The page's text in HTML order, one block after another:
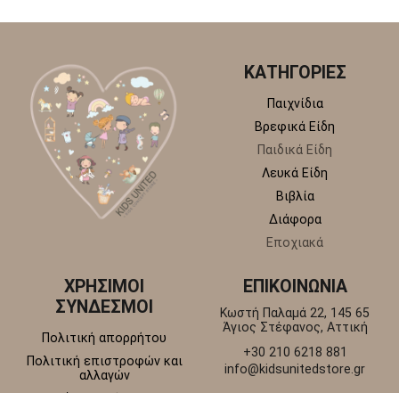
ΚΑΤΗΓΟΡΙΕΣ
Παιχνίδια
Βρεφικά Είδη
Παιδικά Είδη
Λευκά Είδη
Βιβλία
Διάφορα
Εποχιακά
ΧΡΗΣΙΜΟΙ
ΣΥΝΔΕΣΜΟΙ
Πολιτική απορρήτου
Πολιτική επιστροφών και
αλλαγών
ΕΠΙΚΟΙΝΩΝΙΑ
Κωστή Παλαμά 22, 145 65
Άγιος Στέφανος, Αττική
+30 210 6218 881
info@kidsunitedstore.gr